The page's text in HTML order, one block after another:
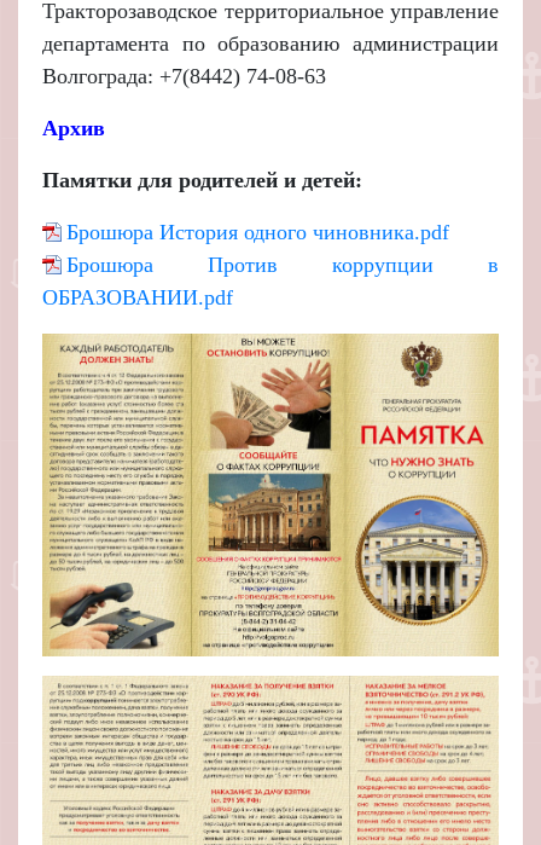
Тракторозаводское территориальное управление
департамента по образованию администрации
Волгограда: +7(8442) 74-08-63
Архив
Памятки для родителей и детей:
Брошюра История одного чиновника.pdf
Брошюра Против коррупции в
ОБРАЗОВАНИИ.pdf